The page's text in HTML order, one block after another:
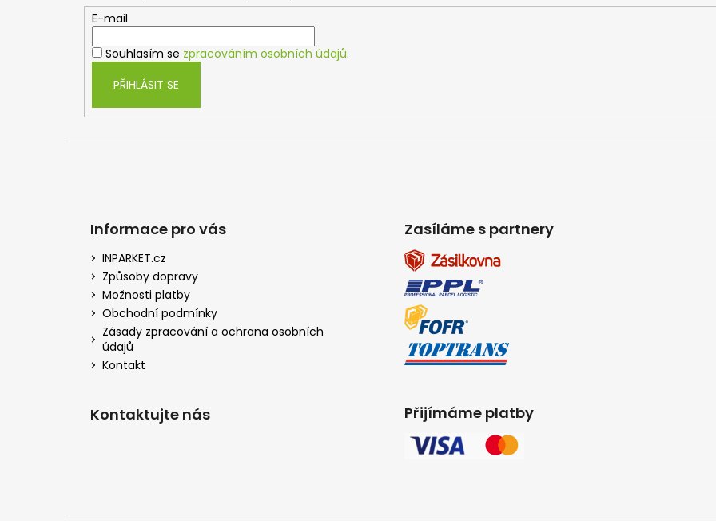
E-mail
Souhlasím se zpracováním osobních údajů.
PŘIHLÁSIT SE
Informace pro vás
INPARKET.cz
Způsoby dopravy
Možnosti platby
Obchodní podmínky
Zásady zpracování a ochrana osobních
údajů
Kontakt
Kontaktujte nás
Zasíláme s partnery
Přijímáme platby